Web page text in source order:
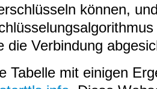
können,
die Verbindung
Tabelle mit einigen